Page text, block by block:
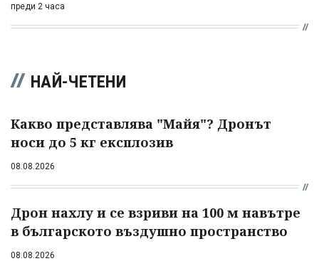
преди 2 часа
НАЙ-ЧЕТЕНИ
Какво представлява "Майя"? Дронът
носи до 5 кг експлозив
08.08.2026
Дрон нахлу и се взриви на 100 м навътре
в българското въздушно пространство
08.08.2026